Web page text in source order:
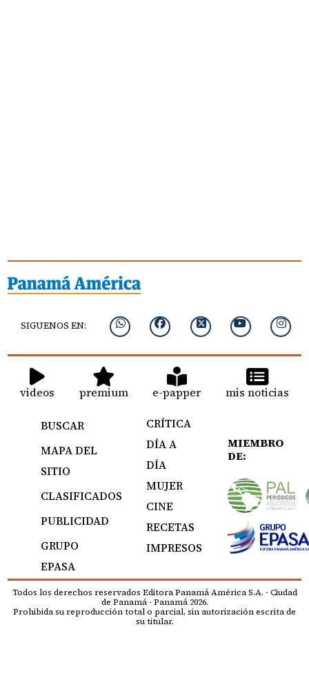
SIGUENOS EN:
videos premium e-papper mis noticias
BUSCAR
MAPA DEL
SITIO
CLASIFICADOS
PUBLICIDAD
GRUPO
EPASA
CRÍTICA
DÍA A
DÍA
MUJER
CINE
RECETAS
IMPRESOS
MIEMBRO
DE:
Todos los derechos reservados Editora Panamá América S.A. - Ciudad
de Panamá - Panamá 2026.
Prohibida su reproducción total o parcial, sin autorización escrita de
su titular.